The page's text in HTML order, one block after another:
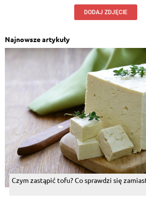
DODAJ ZDJĘCIE
Najnowsze artykuły
Czym zastąpić tofu? Co sprawdzi się